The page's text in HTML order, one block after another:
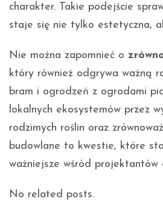
charakter. Takie podejście
staje się nie tylko estetyczna,
Nie można zapomnieć o
który również odgrywa ważną
bram i ogrodzeń z ogrodami
lokalnych ekosystemów przez
rodzimych roślin oraz
budowlane to kwestie, które
ważniejsze wśród projektantów
No related posts.